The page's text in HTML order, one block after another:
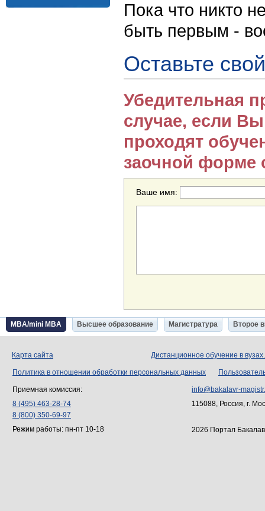
Пока что никто
быть первым -
Оставьте
Убедительная
случае, если
проходят
заочной форме
Ваше имя:
MBA/mini MBA Высшее образование Магистратура Второе
Карта сайта Дистанционное обучение в
Политика в отношении обработки персональных данных
Приемная комиссия:
8 (495) 463-28-74
8 (800) 350-69-97
Режим работы: пн-пт 10-18
info@bakalavr-
115088, Россия, г.
2026 Портал